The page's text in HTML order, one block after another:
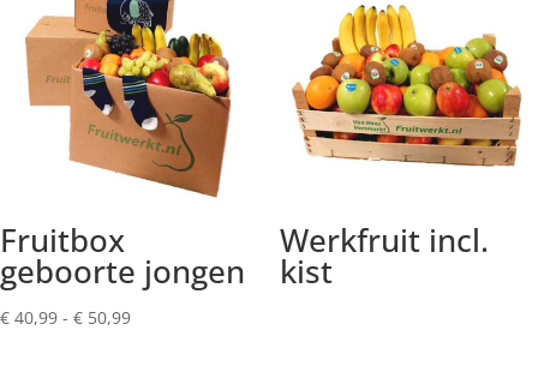
Fruitbox
geboorte jongen
€ 40,99 - € 50,99Prijsklasse:
Werkfruit incl.
kist